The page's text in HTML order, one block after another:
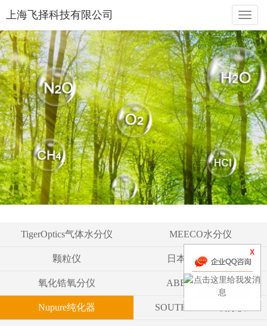
上海飞择科技有限公司
TigerOptics气体水分仪 MEECO水分仪
颗粒仪 日本液空氧分仪
氧化锆氧分仪 ABB气体分析仪
Nupure纯化器 SOUTHLAND 氧分仪